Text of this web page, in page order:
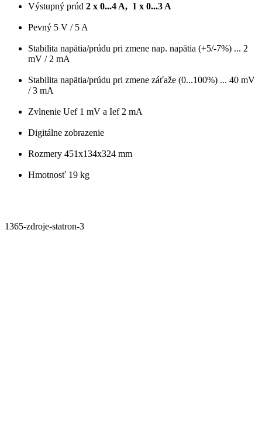
Výstupný prúd 2 x 0...4 A, 1 x 0...3 A
Pevný 5 V / 5 A
Stabilita napätia/prúdu pri zmene nap. napätia (+5/-7%) ... 2
mV / 2 mA
Stabilita napätia/prúdu pri zmene záťaže (0...100%) ... 40 mV
/ 3 mA
Zvlnenie Uef 1 mV a Ief 2 mA
Digitálne zobrazenie
Rozmery 451x134x324 mm
Hmotnosť 19 kg
1365-zdroje-statron-3